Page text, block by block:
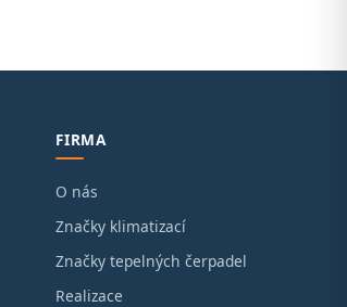
FIRMA
O nás
Značky klimatizací
Značky tepelných čerpadel
Realizace